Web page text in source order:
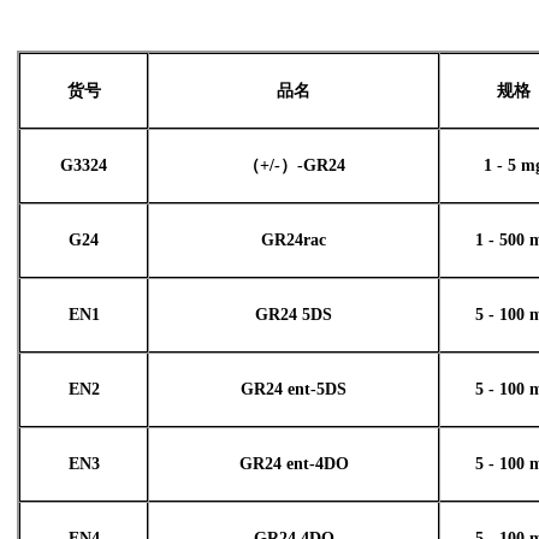
货号 品名 规格
G3324 （+/-） -GR24 1 - 5
G24 GR24rac 1 - 500
EN1 GR24 5DS 5 - 100
EN2 GR24 ent-5DS 5 - 100
EN3 GR24 ent-4DO 5 - 100